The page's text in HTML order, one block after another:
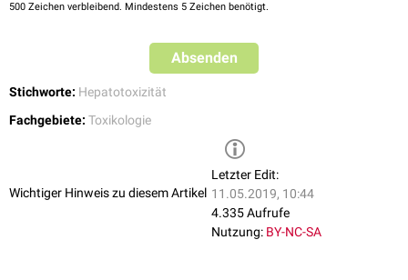
Fakultative Lebertoxine
der Leber. Der Mechanismus der Schädigung ist von individuellen
Faktoren abhängig. Ursachen der Leberschädigung durch ein
fakultatives Toxin können eine
Antigen
oder genetisch bedingte
zu vermehrtem Auftreten toxischer
verminderten Abbau toxischer Substanzen.
500 Zeichen verbleibend. Mindestens 5 Zeichen benötigt.
Absenden
Stichworte: Hepatotoxizität
Fachgebiete: Toxikologie
Wichtiger Hinweis zu diesem Artikel
Letzter Edit:
11.05.2019, 10:44
4.335 Aufrufe
Nutzung: BY-NC-SA